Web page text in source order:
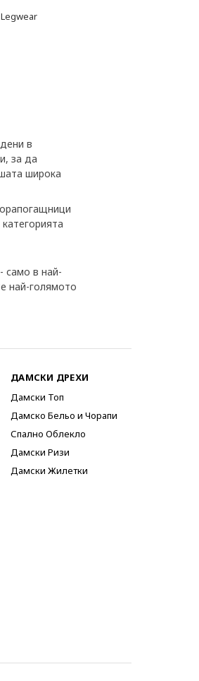
в
за да
широка
само в най-
най-голямото
ДАМСКИ ДРЕХИ
Дамски Топ
Дамско Бельо и Чорапи
Спално Облекло
Дамски Ризи
Дамски Жилетки